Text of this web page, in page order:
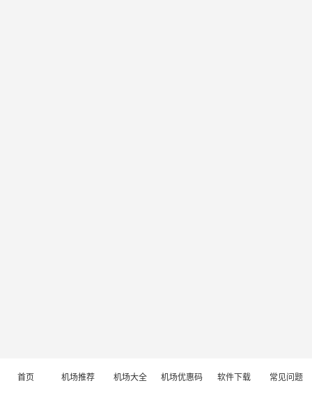
首页 机场推荐 机场大全 机场优惠码 软件下载 常见问题